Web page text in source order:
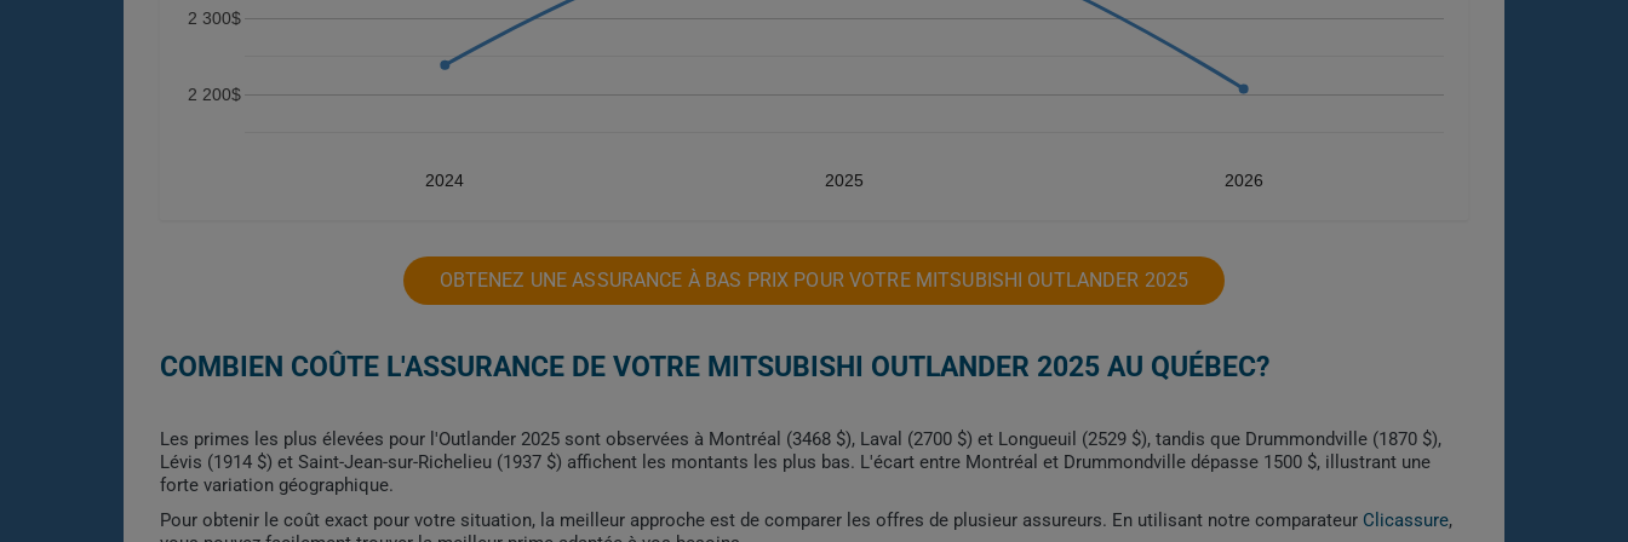
2024 2025 2026
2 200$
2 300$
OBTENEZ UNE ASSURANCE À BAS PRIX POUR VOTRE MITSUBISHI OUTLANDER 2025
COMBIEN COÛTE L'ASSURANCE DE VOTRE MITSUBISHI OUTLANDER 2025 AU QUÉBEC?
Les primes les plus élevées pour l'Outlander 2025 sont observées à Montréal (3468 $), Laval (2700 $) et Longueuil (2529 $), tandis que Drummondville (1870 $),
Lévis (1914 $) et Saint-Jean-sur-Richelieu (1937 $) affichent les montants les plus bas. L'écart entre Montréal et Drummondville dépasse 1500 $, illustrant une
forte variation géographique.
Pour obtenir le coût exact pour votre situation, la meilleur approche est de comparer les offres de plusieur assureurs. En utilisant notre comparateur Clicassure,